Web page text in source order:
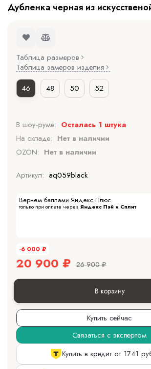
Дубленка черная из
Таблица размеров
Таблица замеров изделия
46
48 50 52
В шоу-руме: Осталась 1 штука
На складе: Нет в наличии
OZON: Нет в наличии
Артикул: aq059black
Вернем баллами Яндекс Плюс
только при оплате через Яндекс Пэй и Сплит
-6 000 ₽
20 900 ₽ 26 900 ₽
В корзину
Купить сейчас
Связаться с экспертом
Купить в кредит от 1741